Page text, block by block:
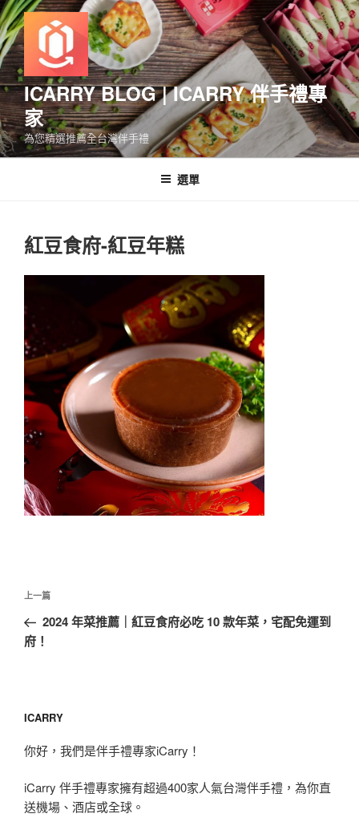
跳
至
主
要
內
容
ICARRY BLOG | ICARRY 伴手禮專
家
為您精選推薦全台灣伴手禮
選單
紅豆食府-紅豆年糕
文
導
覽
上
一
篇
上一篇
2024 年菜推薦｜紅豆食府必吃 10 款年菜，宅配免運到
府！
ICARRY
你好，我們是伴手禮專家iCarry！
iCarry 伴手禮專家擁有超過400家人氣台灣伴手禮，為你直
送機場、酒店或全球。